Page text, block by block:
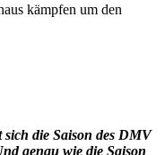
kämpfen um den
die Saison des DMV
genau wie die Saison